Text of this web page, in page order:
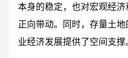
本身的稳定，也对宏观经
正向带动。同时，存量土
业经济发展提供了空间支撑